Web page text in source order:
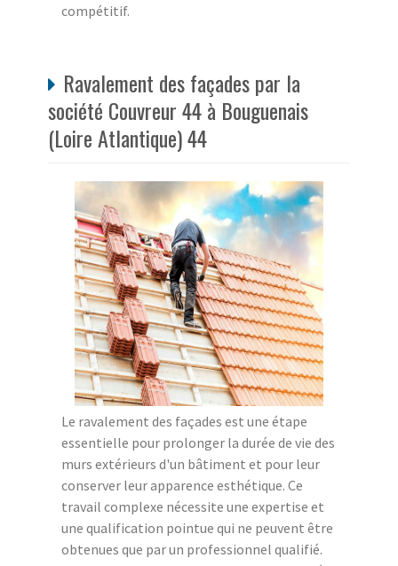
compétitif.
Ravalement des façades par la
société Couvreur 44 à Bouguenais
(Loire Atlantique) 44
Le ravalement des façades est une étape
essentielle pour prolonger la durée de vie des
murs extérieurs d'un bâtiment et pour leur
conserver leur apparence esthétique. Ce
travail complexe nécessite une expertise et
une qualification pointue qui ne peuvent être
obtenues que par un professionnel qualifié.